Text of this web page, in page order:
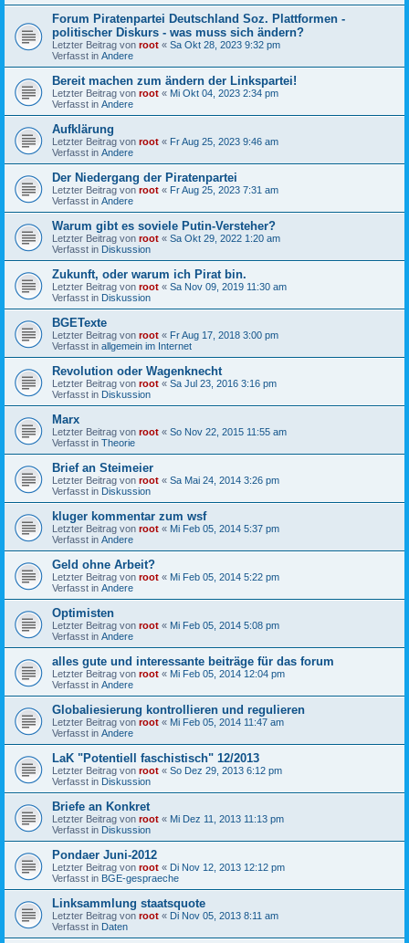
Forum Piratenpartei Deutschland Soz. Plattformen -
politischer Diskurs - was muss sich ändern?
Letzter Beitrag von root « Sa Okt 28, 2023 9:32 pm
Verfasst in Andere
Bereit machen zum ändern der Linkspartei!
Letzter Beitrag von root « Mi Okt 04, 2023 2:34 pm
Verfasst in Andere
Aufklärung
Letzter Beitrag von root « Fr Aug 25, 2023 9:46 am
Verfasst in Andere
Der Niedergang der Piratenpartei
Letzter Beitrag von root « Fr Aug 25, 2023 7:31 am
Verfasst in Andere
Warum gibt es soviele Putin-Versteher?
Letzter Beitrag von root « Sa Okt 29, 2022 1:20 am
Verfasst in Diskussion
Zukunft, oder warum ich Pirat bin.
Letzter Beitrag von root « Sa Nov 09, 2019 11:30 am
Verfasst in Diskussion
BGETexte
Letzter Beitrag von root « Fr Aug 17, 2018 3:00 pm
Verfasst in allgemein im Internet
Revolution oder Wagenknecht
Letzter Beitrag von root « Sa Jul 23, 2016 3:16 pm
Verfasst in Diskussion
Marx
Letzter Beitrag von root « So Nov 22, 2015 11:55 am
Verfasst in Theorie
Brief an Steimeier
Letzter Beitrag von root « Sa Mai 24, 2014 3:26 pm
Verfasst in Diskussion
kluger kommentar zum wsf
Letzter Beitrag von root « Mi Feb 05, 2014 5:37 pm
Verfasst in Andere
Geld ohne Arbeit?
Letzter Beitrag von root « Mi Feb 05, 2014 5:22 pm
Verfasst in Andere
Optimisten
Letzter Beitrag von root « Mi Feb 05, 2014 5:08 pm
Verfasst in Andere
alles gute und interessante beiträge für das forum
Letzter Beitrag von root « Mi Feb 05, 2014 12:04 pm
Verfasst in Andere
Globaliesierung kontrollieren und regulieren
Letzter Beitrag von root « Mi Feb 05, 2014 11:47 am
Verfasst in Andere
LaK "Potentiell faschistisch" 12/2013
Letzter Beitrag von root « So Dez 29, 2013 6:12 pm
Verfasst in Diskussion
Briefe an Konkret
Letzter Beitrag von root « Mi Dez 11, 2013 11:13 pm
Verfasst in Diskussion
Pondaer Juni-2012
Letzter Beitrag von root « Di Nov 12, 2013 12:12 pm
Verfasst in BGE-gespraeche
Linksammlung staatsquote
Letzter Beitrag von root « Di Nov 05, 2013 8:11 am
Verfasst in Daten